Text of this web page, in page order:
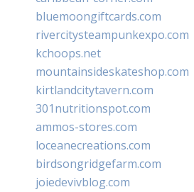
bluemoongiftcards.com
rivercitysteampunkexpo.com
kchoops.net
mountainsideskateshop.com
kirtlandcitytavern.com
301nutritionspot.com
ammos-stores.com
loceanecreations.com
birdsongridgefarm.com
joiedevivblog.com